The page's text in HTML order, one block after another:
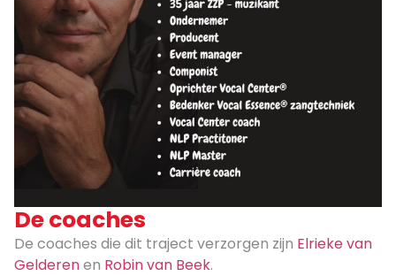
De coaches
De coaches die dit traject verzorgen zijn Elrieke van
Gelderenen Robin van Beek.